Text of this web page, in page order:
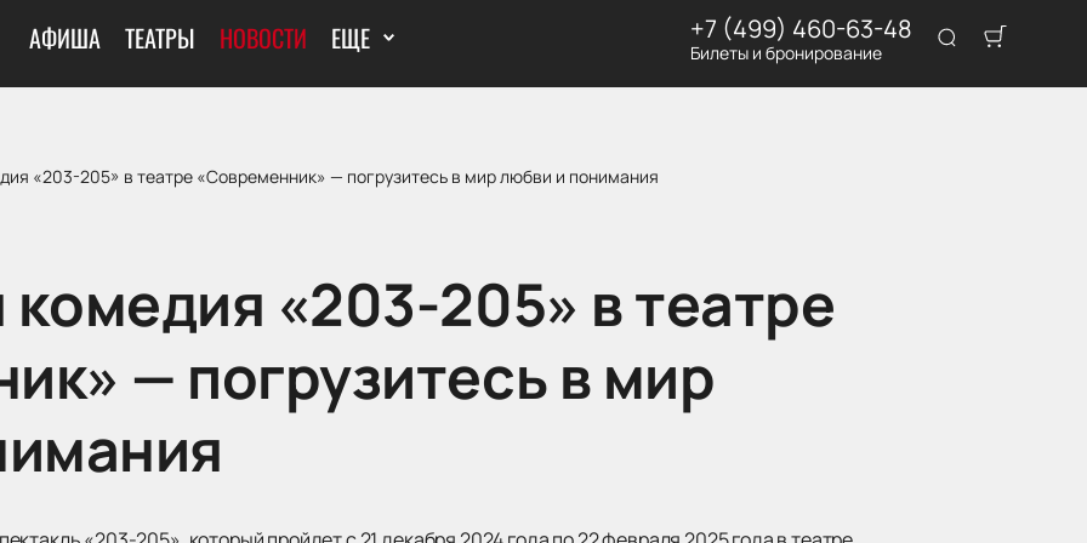
АФИША ТЕАТРЫ НОВОСТИ ЕЩЕ +7 (499) 460-63-48
Билеты и бронирование
«203-205» в театре «Современник» — погрузитесь в мир любви и понимания
«203-205» в театре
— погрузитесь в мир